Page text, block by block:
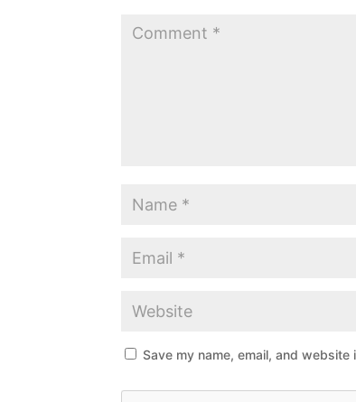
Save my name, email, and